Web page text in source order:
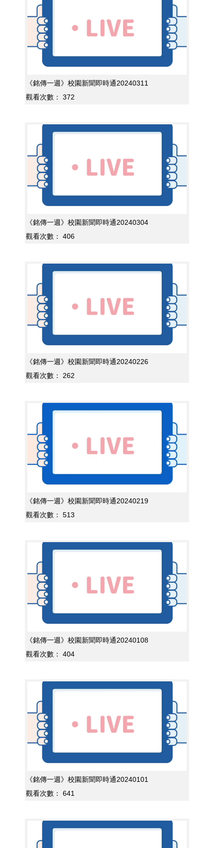
《銘傳一週》校園新聞即時通20240311
觀看次數：
372
《銘傳一週》校園新聞即時通20240304
觀看次數：
406
《銘傳一週》校園新聞即時通20240226
觀看次數：
262
《銘傳一週》校園新聞即時通20240219
觀看次數：
513
《銘傳一週》校園新聞即時通20240108
觀看次數：
404
《銘傳一週》校園新聞即時通20240101
觀看次數：
641